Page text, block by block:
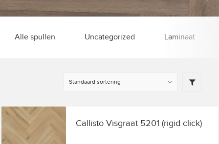
Alle spullen Uncategorized Laminaat
Callisto Visgraat 5201 (rigid click)